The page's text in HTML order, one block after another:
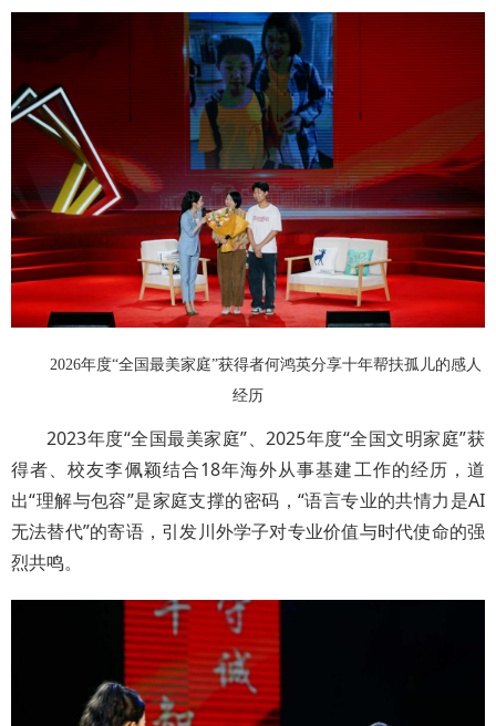
2026年度“全国最美家庭”获得者何鸿英分享十年帮扶孤儿的感人
经历
2023年度“全国最美家庭”、2025年度“全国文明家庭”获
得者、校友李佩颖结合18年海外从事基建工作的经历，道
出“理解与包容”是家庭支撑的密码，“语言专业的共情力是AI
无法替代”的寄语，引发川外学子对专业价值与时代使命的强
烈共鸣。